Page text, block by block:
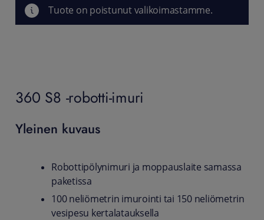
Tuote on poistunut valikoimastamme.
360 S8 -robotti-imuri
Yleinen kuvaus
Robottipölynimuri ja moppauslaite samassa
paketissa
100 neliömetrin imurointi tai 150 neliömetrin
vesipesu kertalatauksella